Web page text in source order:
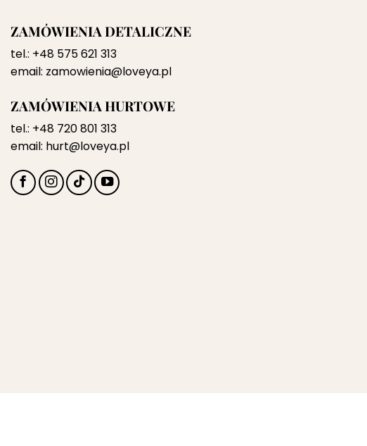
ZAMÓWIENIA DETALICZNE
tel.: +48 575 621 313
email: zamowienia@loveya.pl
ZAMÓWIENIA HURTOWE
tel.: +48 720 801 313
email: hurt@loveya.pl